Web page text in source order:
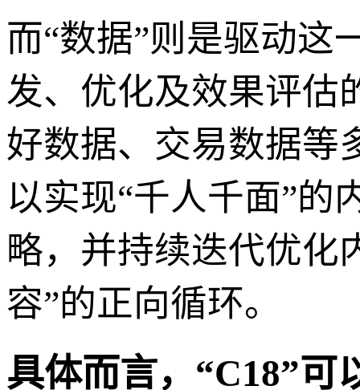
而“数据”则是驱动这
发、优化及效果评估
好数据、交易数据等
以实现“千人千面”的
略，并持续迭代优化
容”的正向循环。
具体而言，“C18”可